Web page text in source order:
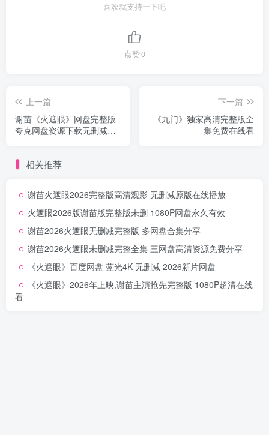
喜欢就支持一下吧
点赞0
上一篇
谢苗《火遮眼》网盘完整版
夸克网盘资源下载无删减中
下一篇
《九门》独家高清完整版全
集免费在线看
相关推荐
谢苗火遮眼2026完整版高清观影 无删减原版在线播放
火遮眼2026版谢苗版完整版未删 1080P网盘永久有效
谢苗2026火遮眼无删减完整版 多网盘合集分享
谢苗2026火遮眼未删减完整全集 三网盘高清资源免费分享
《火遮眼》百度网盘 蓝光4K 无删减 2026新片网盘
《火遮眼》2026年上映,谢苗主演抢先完整版 1080P超清在线
看